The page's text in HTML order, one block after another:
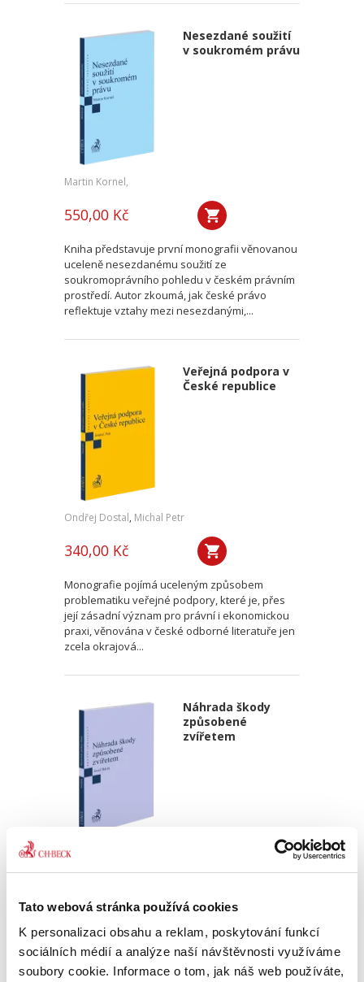
Tato webová stránka používá cookies
K personalizaci obsahu a reklam, poskytování funkcí
sociálních médií a analýze naší návštěvnosti využíváme
soubory cookie. Informace o tom, jak náš web používáte,
Nesezdané soužití
v soukromém právu
Martin Kornel,
550,00 Kč
Kniha představuje první monografii věnovanou
uceleně nesezdanému soužití ze
soukromoprávního pohledu v českém právním
prostředí. Autor zkoumá, jak české právo
reflektuje vztahy mezi nesezdanými,...
Veřejná podpora v
České republice
Ondřej Dostal, Michal Petr
340,00 Kč
Monografie pojímá uceleným způsobem
problematiku veřejné podpory, které je, přes
její zásadní význam pro právní i ekonomickou
praxi, věnována v české odborné literatuře jen
zcela okrajová...
Náhrada škody
způsobené
zvířetem
Josef Bártů
povinnosti nahradit újmu způsobenou zvířetem
podle § 2933 až 2935 ObčZ. Nejde ale pouze o
ryzí teorii, v knize čtenář nalezne srozumitelná